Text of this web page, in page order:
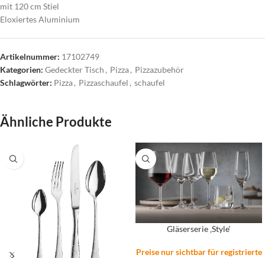
mit 120 cm Stiel
Eloxiertes Aluminium
Artikelnummer: 17102749
Kategorien: Gedeckter Tisch , Pizza, Pizzazubehör
Schlagwörter: Pizza, Pizzaschaufel , schaufel
Ähnliche Produkte
Gläserserie ‚Style‘
Preise nur sichtbar für registrierte